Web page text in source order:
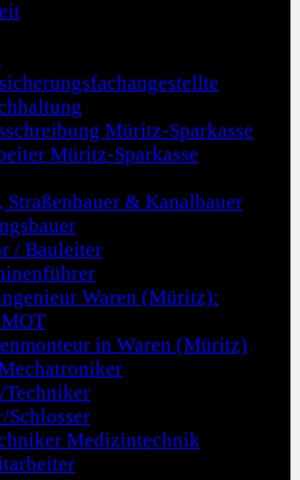
Müritz-Sparkasse
Müritz-Sparkasse
Straßenbauer & Kanalbauer
/ Bauleiter
Waren (Müritz):
in Waren (Müritz)
Techniker
Schlosser
Medizintechnik